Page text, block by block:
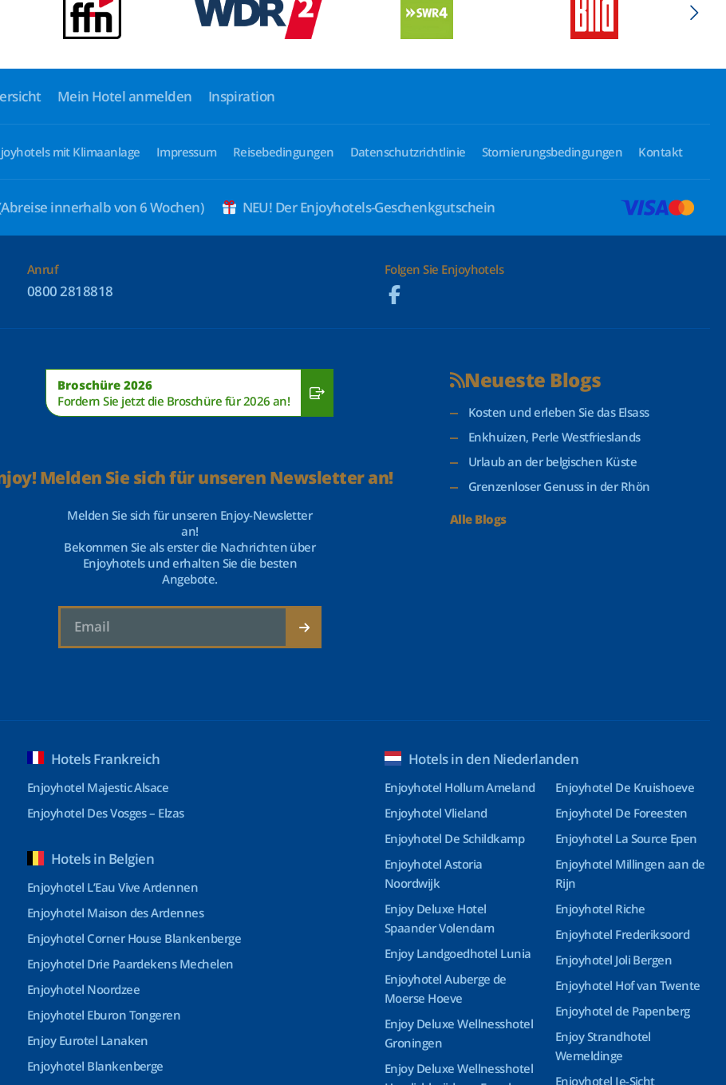
Mein Hotel anmelden Inspiration
mit Klimaanlage Impressum Reisebedingungen Datenschutzrichtlinie Stornierungsbedingungen Kontakt
innerhalb von 6 Wochen) NEU! Der Enjoyhotels-Geschenkgutschein
Anruf
0800 2818818
Folgen Sie Enjoyhotels
Broschüre 2026
Fordern Sie jetzt die Broschüre für 2026 an!
Melden Sie sich für unseren Newsletter an!
Melden Sie sich für unseren Enjoy-Newsletter
an!
Bekommen Sie als erster die Nachrichten über
Enjoyhotels und erhalten Sie die besten
Angebote.
Neueste Blogs
Kosten und erleben Sie das Elsass
Enkhuizen, Perle Westfrieslands
Urlaub an der belgischen Küste
Grenzenloser Genuss in der Rhön
Alle Blogs
Hotels Frankreich
Enjoyhotel Majestic Alsace
Enjoyhotel Des Vosges – Elzas
Hotels in Belgien
Enjoyhotel L’Eau Vive Ardennen
Enjoyhotel Maison des Ardennes
Enjoyhotel Corner House Blankenberge
Enjoyhotel Drie Paardekens Mechelen
Enjoyhotel Noordzee
Enjoyhotel Eburon Tongeren
Enjoy Eurotel Lanaken
Enjoyhotel Blankenberge
Hotels in den Niederlanden
Enjoyhotel Hollum Ameland
Enjoyhotel Vlieland
Enjoyhotel De Schildkamp
Enjoyhotel Astoria
Noordwijk
Enjoy Deluxe Hotel
Spaander Volendam
Enjoy Landgoedhotel Lunia
Enjoyhotel Auberge de
Moerse Hoeve
Enjoy Deluxe Wellnesshotel
Groningen
Enjoy Deluxe Wellnesshotel
Enjoyhotel De Kruishoeve
Enjoyhotel De Foreesten
Enjoyhotel La Source Epen
Enjoyhotel Millingen aan de
Rijn
Enjoyhotel Riche
Enjoyhotel Frederiksoord
Enjoyhotel Joli Bergen
Enjoyhotel Hof van Twente
Enjoyhotel de Papenberg
Enjoy Strandhotel
Wemeldinge
Enjoyhotel Ie-Sicht